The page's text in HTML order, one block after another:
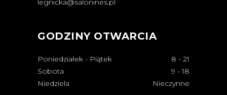
legnicka@salonines.pl
GODZINY OTWARCIA
Poniedziałek - Piątek 8 - 21
Sobota
9 - 18
Niedziela
Nieczynne